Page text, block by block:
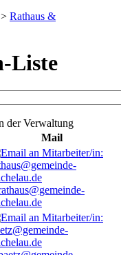
> Rathaus &
Liste
der Verwaltung
Mail